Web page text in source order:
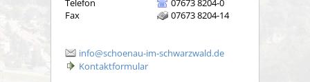
Telefon
07673 8204-0
Fax
07673 8204-14
info@schoenau-im-schwarzwald.de
Kontaktformular